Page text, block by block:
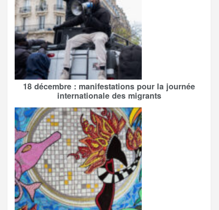
18 décembre : manifestations pour la journée
internationale des migrants